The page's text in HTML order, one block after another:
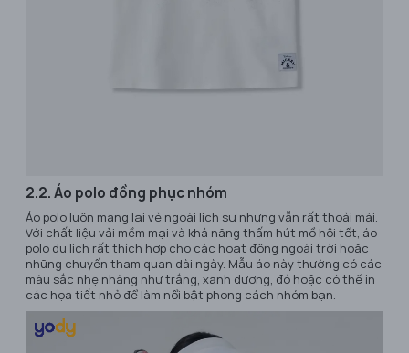
2.2. Áo polo đồng phục nhóm
Áo polo luôn mang lại vẻ ngoài lịch sự nhưng vẫn rất thoải mái.
Với chất liệu vải mềm mại và khả năng thấm hút mồ hôi tốt, áo
polo du lịch rất thích hợp cho các hoạt động ngoài trời hoặc
những chuyến tham quan dài ngày. Mẫu áo này thường có các
màu sắc nhẹ nhàng như trắng, xanh dương, đỏ hoặc có thể in
các họa tiết nhỏ để làm nổi bật phong cách nhóm bạn.